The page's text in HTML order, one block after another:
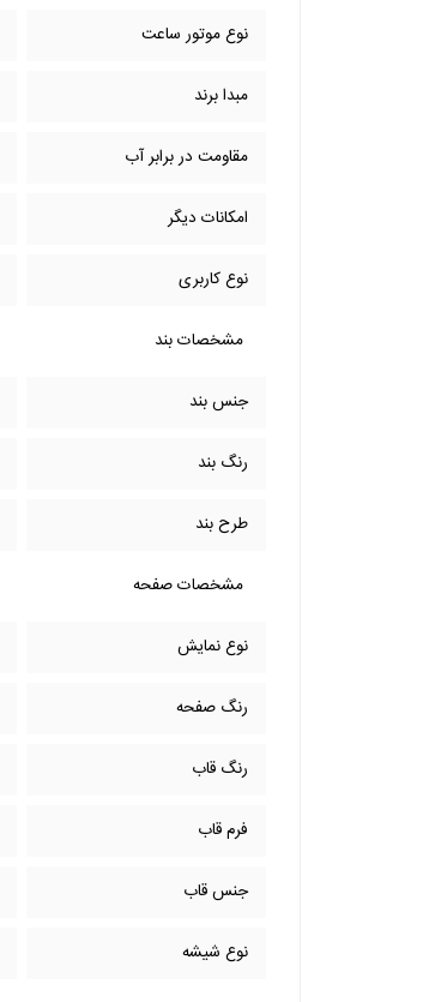
نوع موتور ساعت
مبدا برند
مقاومت در برابر آب
امکانات دیگر
نوع کاربری
مشخصات بند
جنس بند
رنگ بند
طرح بند
مشخصات صفحه
نوع نمایش
رنگ صفحه
رنگ قاب
فرم قاب
جنس قاب
نوع شیشه